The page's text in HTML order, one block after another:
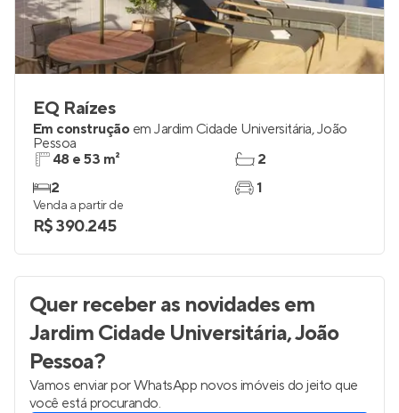
EQ Raízes
Em construção em Jardim Cidade Universitária,João
Pessoa
48 e 53 m²
2
2
1
Venda a partir de
R$ 390.245
Quer receber as novidadesem
Jardim Cidade Universitária, João
Pessoa?
Vamos enviar por WhatsApp novos imóveis do jeito que
você está procurando.